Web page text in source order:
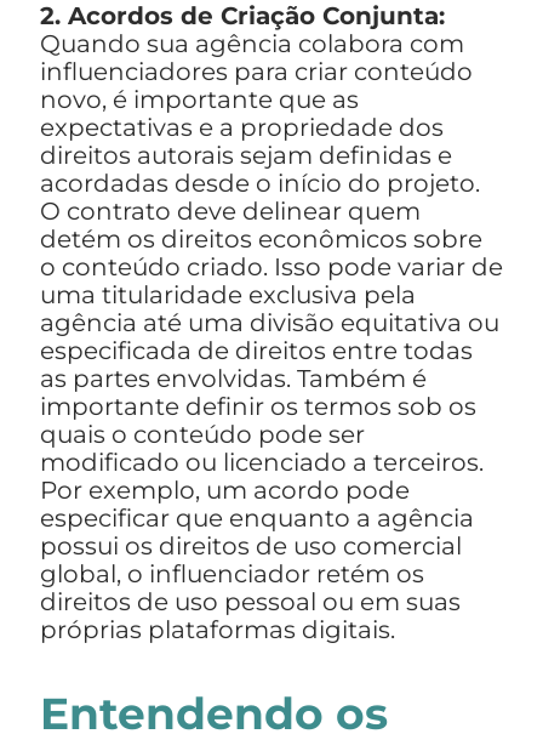
2. Acordos de Criação Conjunta:
Quando sua agência colabora com
influenciadores para criar conteúdo
novo, é importante que as
expectativas e a propriedade dos
direitos autorais sejam definidas e
acordadas desde o início do projeto.
O contrato deve delinear quem
detém os direitos econômicos sobre
o conteúdo criado. Isso pode variar de
uma titularidade exclusiva pela
agência até uma divisão equitativa ou
especificada de direitos entre todas
as partes envolvidas. Também é
importante definir os termos sob os
quais o conteúdo pode ser
modificado ou licenciado a terceiros.
Por exemplo, um acordo pode
especificar que enquanto a agência
possui os direitos de uso comercial
global, o influenciador retém os
direitos de uso pessoal ou em suas
próprias plataformas digitais.
Entendendo os